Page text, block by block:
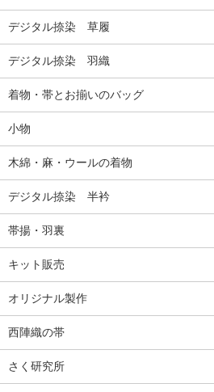
デジタル捺染 草履
デジタル捺染 羽織
着物・帯とお揃いのバッグ
小物
木綿・麻・ウールの着物
デジタル捺染 半衿
帯揚・羽裏
キット販売
オリジナル製作
西陣織の帯
さく研究所